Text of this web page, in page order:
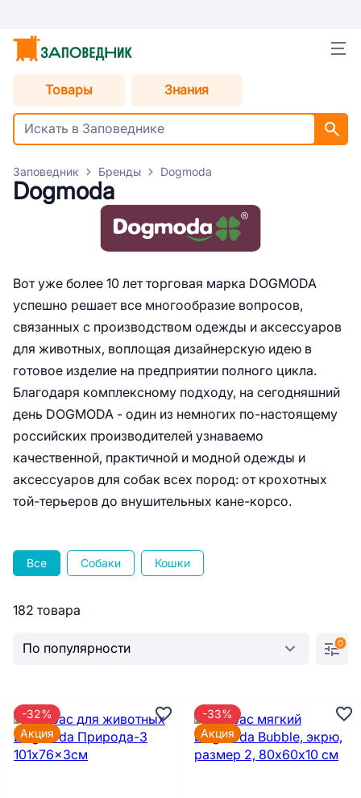
Товары Знания
Заповедник Бренды Dogmoda
Dogmoda
Вот уже более 10 лет торговая марка DOGMODA
успешно решает все многообразие вопросов,
связанных с производством одежды и аксессуаров
для животных, воплощая дизайнерскую идею в
готовое изделие на предприятии полного цикла.
Благодаря комплексному подходу, на сегодняшний
день DOGMODA - один из немногих по-настоящему
российских производителей узнаваемо
качественной, практичной и модной одежды и
аксессуаров для собак всех пород: от крохотных
той-терьеров до внушительных кане-корсо.
Все Собаки Кошки
182 товара
0
-32%
Акция
-33%
Акция